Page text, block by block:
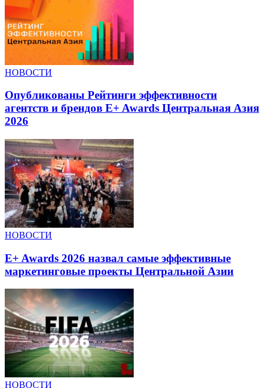
НОВОСТИ
Опубликованы Рейтинги эффективности
агентств и брендов E+ Awards Центральная Азия
2026
НОВОСТИ
E+ Awards 2026 назвал самые эффективные
маркетинговые проекты Центральной Азии
НОВОСТИ